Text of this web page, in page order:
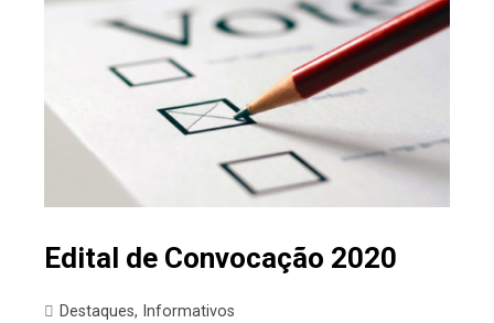
Edital de Convocação 2020
Destaques, Informativos